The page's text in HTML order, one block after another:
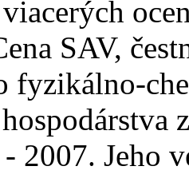
SAV,
fyzikálno-
2007. Jeho